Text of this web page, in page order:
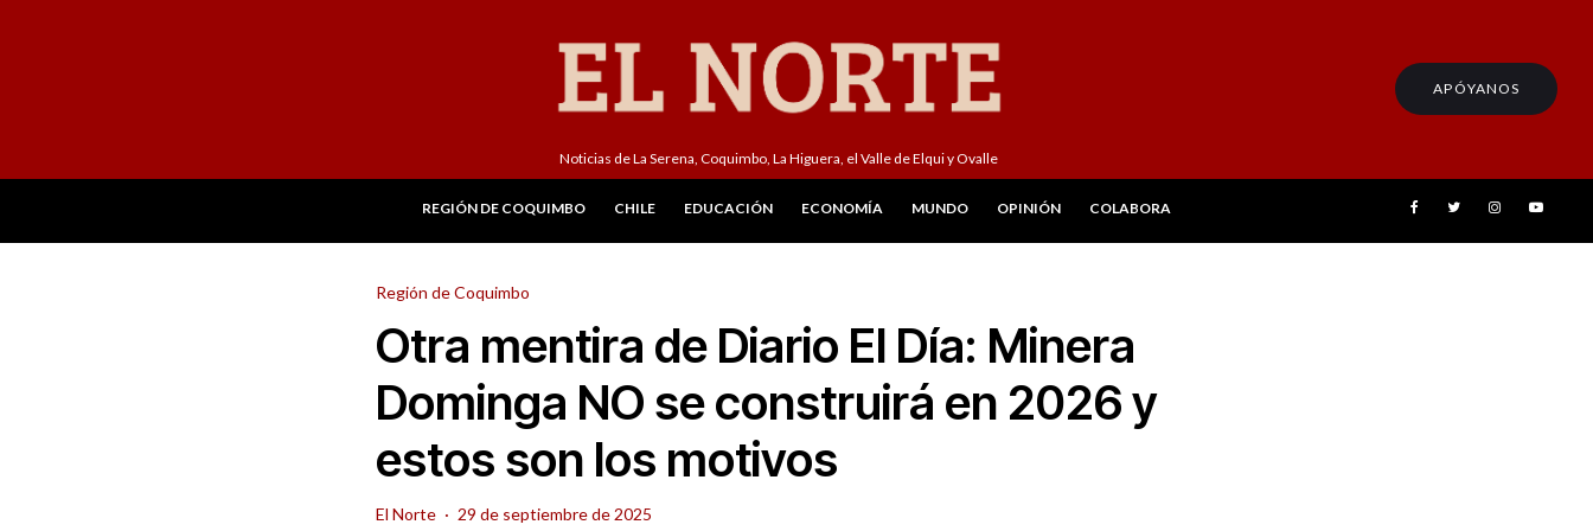
Noticias de La Serena, Coquimbo, La Higuera, el Valle de Elqui y Ovalle
APÓYANOS
REGIÓN DE COQUIMBO CHILE EDUCACIÓN ECONOMÍA MUNDO OPINIÓN COLABORA
Región de Coquimbo
Otra mentira de Diario El Día: Minera
Dominga NO se construirá en 2026 y
estos son los motivos
El Norte · 29 de septiembre de 2025